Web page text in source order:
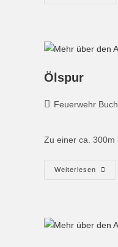
Ölspur
Feuerwehr Buch
Zu einer ca. 300m
Weiterlesen